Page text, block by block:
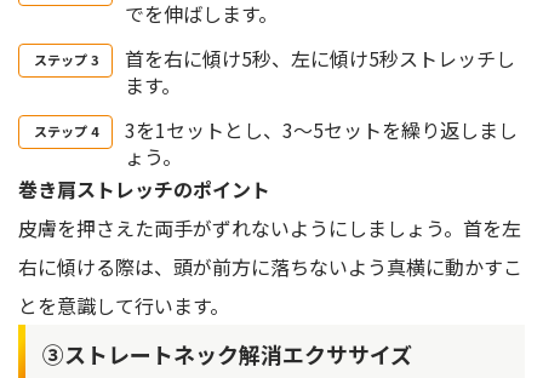
でを伸ばします。
首を右に傾け5秒、左に傾け5秒ストレッチし
ます。
3を1セットとし、3～5セットを繰り返しまし
ょう。
巻き肩ストレッチのポイント
皮膚を押さえた両手がずれないようにしましょう。首を左
右に傾ける際は、頭が前方に落ちないよう真横に動かすこ
とを意識して行います。
③ストレートネック解消エクササイズ